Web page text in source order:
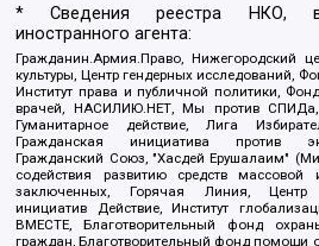
* Сведения реестра НКО,
иностранного агента:
Гражданин.Армия.Право, Нижегородский
культуры, Центр гендерных исследований,
Институт права и публичной политики,
врачей, НАСИЛИЮ.НЕТ, Мы против СПИДа,
Гуманитарное действие, Лига
Гражданская инициатива против
Гражданский Союз, "Хасдей Ерушалаим"
содействия развитию средств
заключенных, Горячая Линия, Центр
инициатив Действие, Институт
ВМЕСТЕ, Благотворительный фонд
граждан, Благотворительный фонд помощи